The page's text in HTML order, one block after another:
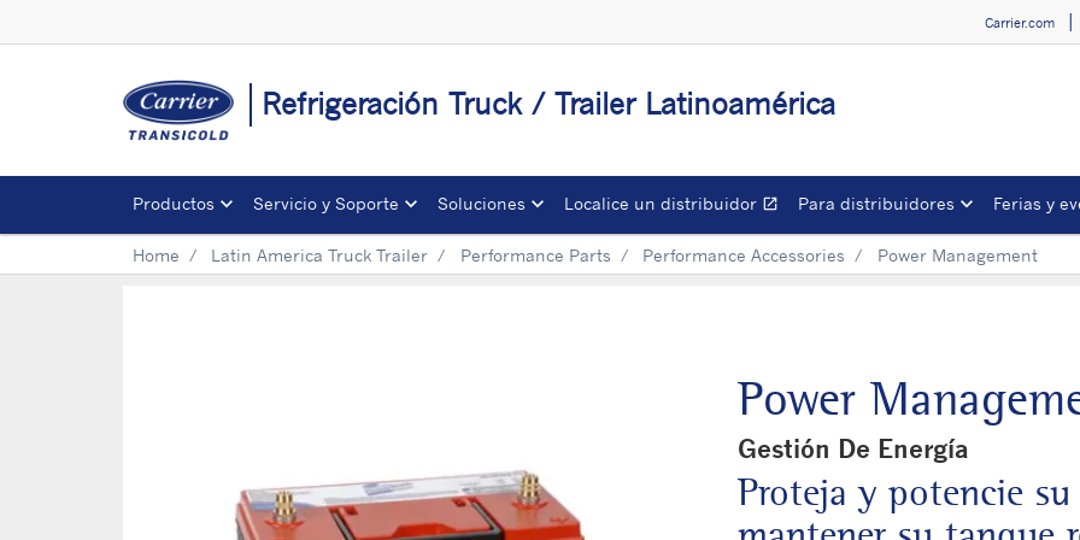
Carrier.com
Refrigeración Truck / Trailer Latinoamérica
Productos Servicio y Soporte Soluciones Localice un distribuidor open_in_newOpens in a new window
Para distribuidores Ferias y
Home Latin America Truck Trailer Performance Parts Performance Accessories Power Management
Power
Gestión De Energía
Proteja y potencie